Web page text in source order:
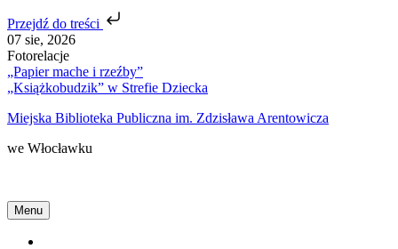
Przejdź do treści
Skip
to
content
07 sie, 2026
Fotorelacje
„Papier mache i rzeźby”
„Książkobudzik” w Strefie Dziecka
Miejska Biblioteka Publiczna im. Zdzisława Arentowicza
we Włocławku
Menu